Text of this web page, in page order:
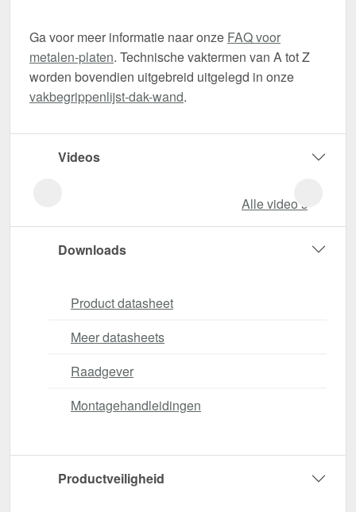
Ga voor meer informatie naar onze FAQ voor
metalen-platen. Technische vaktermen van A tot Z
worden bovendien uitgebreid uitgelegd in onze
vakbegrippenlijst-dak-wand.
Videos
Alle video‘s
Downloads
Product datasheet
Meer datasheets
Raadgever
Montagehandleidingen
Productveiligheid